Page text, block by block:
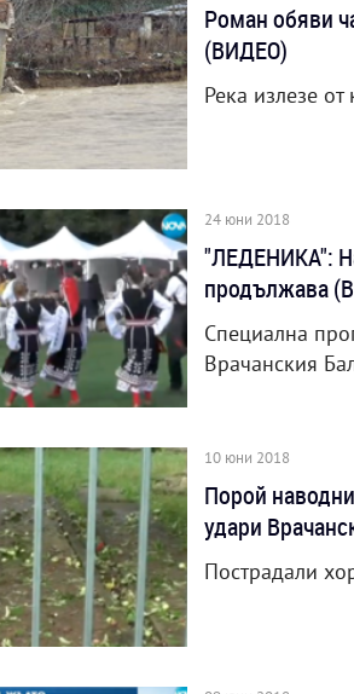
Роман обяви
(ВИДЕО)
Река излезе
24 юни 2018
"ЛЕДЕНИКА":
продължава
Специална
Врачанския
10 юни 2018
Порой
удари
Пострадали